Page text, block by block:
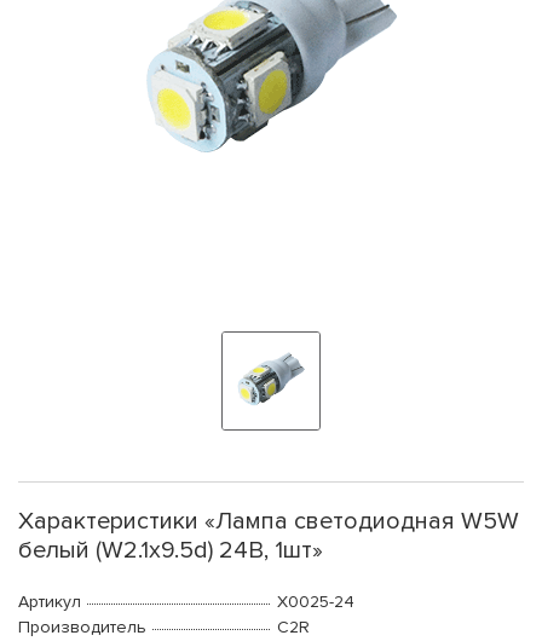
Характеристики «Лампа светодиодная W5W
белый (W2.1x9.5d) 24В, 1шт»
Артикул
X0025-24
Производитель
C2R